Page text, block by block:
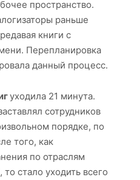
пространство.
раньше
книги с
Перепланировка
данный процесс.
уходила 21 минута.
сотрудников
порядке, по
того, как
по отраслям
стало уходить всего